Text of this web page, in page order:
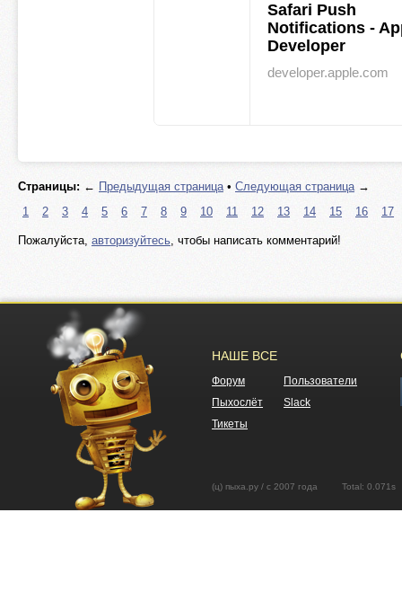
Safari Push
Notifications -
Developer
developer.apple.com
Страницы: ← Предыдущая страница• Следующая страница→
1
2 3 4 5 6 7 8 9 10 11 12 13 14 15 16 17
Пожалуйста, авторизуйтесь, чтобы написать комментарий!
НАШЕ ВСЕ
Форум
Пользователи
Пыхослёт
Slack
Тикеты
(ц) пыха.ру / с 2007 года Total: